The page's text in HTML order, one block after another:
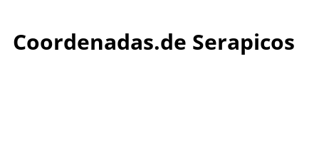
Coordenadas.de Serapicos